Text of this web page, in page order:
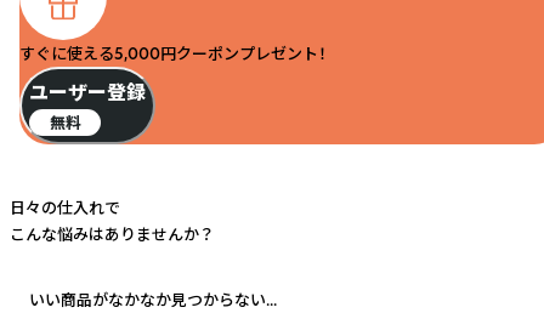
すぐに使える5,000円クーポンプレゼント！
ユーザー登録
無料
日々の仕入れで
こんな悩みはありませんか？
いい商品がなかなか見つからない...